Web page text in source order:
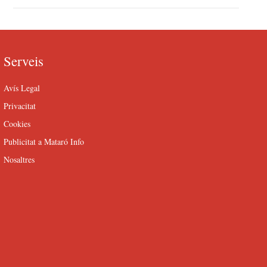
Serveis
Avís Legal
Privacitat
Cookies
Publicitat a Mataró Info
Nosaltres